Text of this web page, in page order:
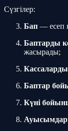
Сүзгілер:
Бап — есеп
Баптарды
жасырады;
Баптар
Күні
Ауысымдар